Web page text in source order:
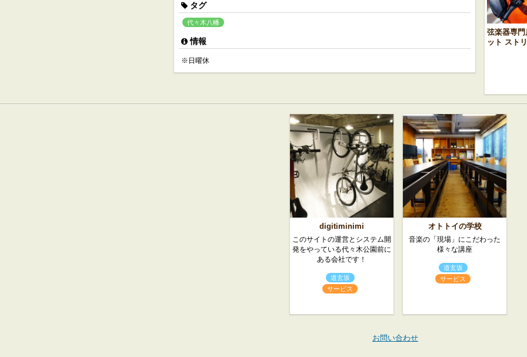
タグ
代々木八幡
情報
※日曜休
弦楽器専
ット スト
digitiminimi
このサイトの運営とシステム開
発をやっている代々木公園前に
ある会社です！
道玄坂
サービス
オトトイの学校
音楽の「現場」にこだわった
様々な講座
道玄坂
サービス
お問い合わせ